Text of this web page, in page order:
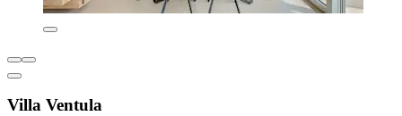
Villa Ventula